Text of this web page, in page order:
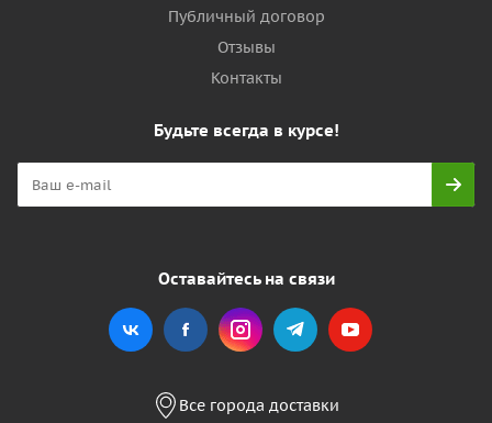
Публичный договор
Отзывы
Контакты
Будьте всегда в курсе!
Оставайтесь на связи
Все города доставки